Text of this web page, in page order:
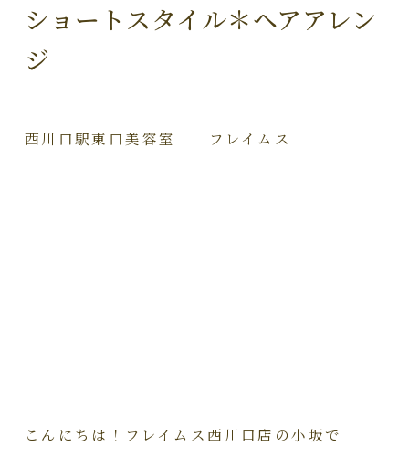
ショートスタイル＊ヘアアレン
ジ
西川口駅東口美容室 フレイムス
こんにちは！フレイムス西川口店の小坂で